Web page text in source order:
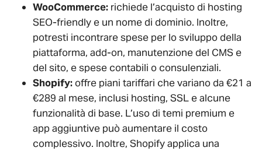
WooCommerce: richiede l’acquisto di hosting
SEO-friendly e un nome di dominio. Inoltre,
potresti incontrare spese per lo sviluppo della
piattaforma, add-on, manutenzione del CMS e
del sito, e spese contabili o consulenziali.
Shopify:offre piani tariffari che variano da €21 a
€289 al mese, inclusi hosting, SSL e alcune
funzionalità di base. L’uso di temi premium e
app aggiuntive può aumentare il costo
complessivo. Inoltre, Shopify applica una